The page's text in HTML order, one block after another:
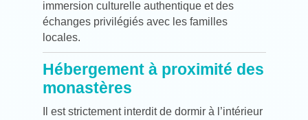
immersion culturelle authentique et des
échanges privilégiés avec les familles
locales.
Hébergement à proximité des
monastères
Il est strictement interdit de dormir à l’intérieur